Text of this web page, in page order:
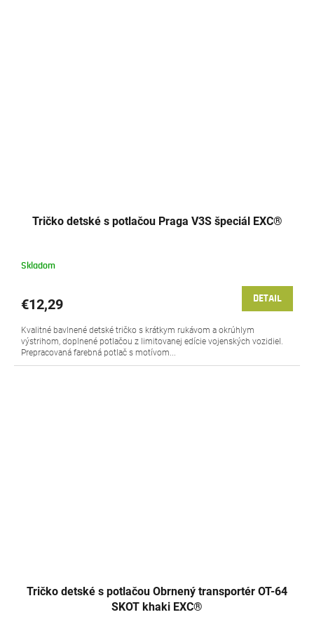
Tričko detské s potlačou Praga V3S špeciál EXC®
Skladom
€12,29 DETAIL
Kvalitné bavlnené detské tričko s krátkym rukávom a okrúhlym
výstrihom, doplnené potlačou z limitovanej edície vojenských vozidiel.
Prepracovaná farebná potlač s motívom...
Tričko detské s potlačou Obrnený transportér OT-64
SKOT khaki EXC®